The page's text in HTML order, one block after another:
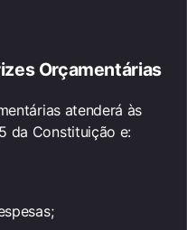
Orçamentárias
atenderá às
da Constituição e: